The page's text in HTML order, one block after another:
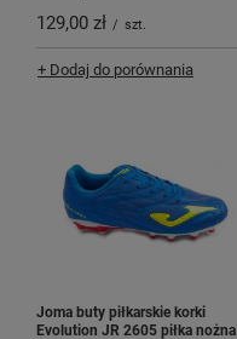
129,00 zł / szt.
+ Dodaj do porównania
Joma buty piłkarskie korki
Evolution JR 2605 piłka nożna